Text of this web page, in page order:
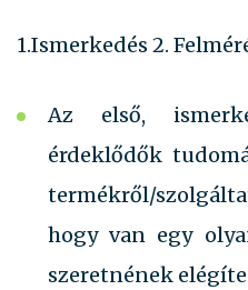
1.Ismerkedés 2.
Az első,
érdeklődők
termékről/
hogy van egy
szeretnének